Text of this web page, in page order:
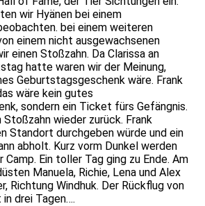
wir Hyänen bei einem
bei einem weiteren
einem nicht ausgewachsenen
einen Stoßzahn. Da Clarissa an
hatte waren wir der Meinung,
Geburtstagsgeschenk wäre. Frank
wäre kein gutes
sondern ein Ticket fürs Gefängnis.
wieder zurück. Frank
Standort durchgeben würde und ein
abholt. Kurz vorm Dunkel werden
Ein toller Tag ging zu Ende. Am
Manuela, Richie, Lena und Alex
Richtung Windhuk. Der Rückflug von
drei Tagen….